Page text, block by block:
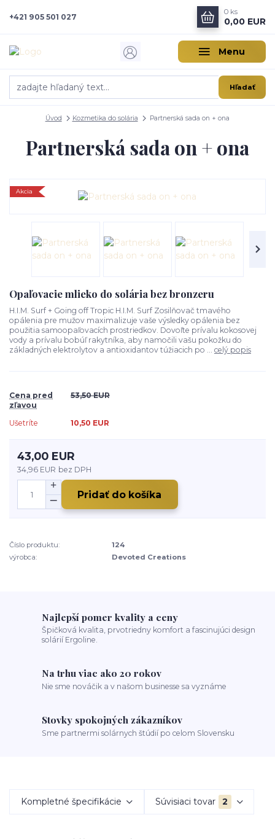
Menu
Hľadať
+421 905 501 027
0 ks
0,00 EUR
Úvod Kozmetika do solária Partnerská sada on + ona
Partnerská sada on + ona
Akcia
Opaľovacie mlieko do solária bez bronzeru
H.I.M. Surf + Going off Tropic H.I.M. Surf Zosilňovač tmavého
opálenia pre mužov maximalizuje vaše výsledky opálenia bez
použitia samoopaľovacích prostriedkov. Dovoľte prívalu kokosovej
vody a prívalu bobúľ rakytníka, aby namočili vašu pokožku do
základných elektrolytov a antioxidantov túžiacich po ... celý popis
Cena pred
zľavou
53,50 EUR
Ušetríte 10,50 EUR
43,00 EUR
34,96 EUR bez DPH
Pridať do košíka
Číslo produktu:
124
výrobca:
Devoted Creations
Najlepší pomer kvality a ceny
Špičková kvalita, prvotriedny komfort a fascinujúci design
solárií Ergoline.
Na trhu viac ako 20 rokov
Nie sme nováčik a v našom businesse sa vyznáme
Stovky spokojných zákazníkov
Sme partnermi solárnych štúdií po celom Slovensku
Kompletné špecifikácie Súvisiaci tovar 2